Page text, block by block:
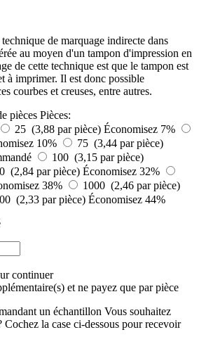
de marquage indirecte dans
au moyen d'un tampon d'impression en
de cette technique est que le tampon est
à imprimer. Il est donc possible
courbes et creuses, entre autres.
pièces Pièces:
25 (3,88 par pièce) Économisez 7%
10%
75 (3,44 par pièce)
100 (3,15 par pièce)
(2,84 par pièce) Économisez 32%
38%
1000 (2,46 par pièce)
(2,33 par pièce) Économisez 44%
continuer
et ne payez que par pièce
un échantillon Vous souhaitez
Cochez la case ci-dessous pour recevoir